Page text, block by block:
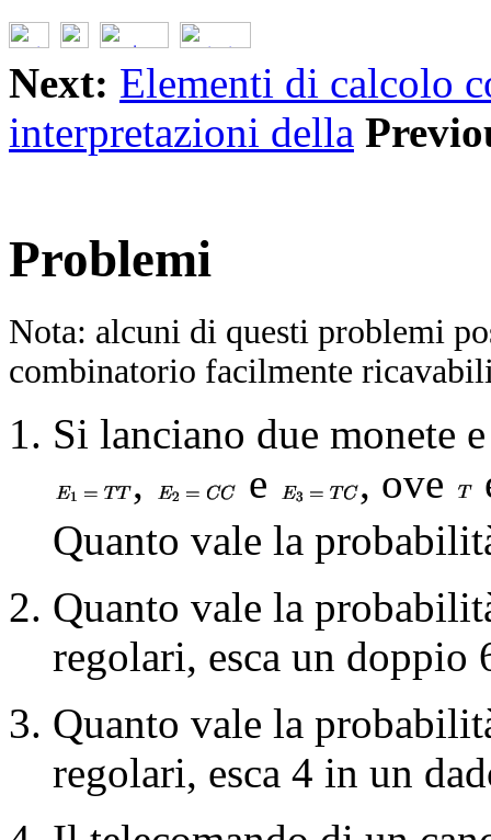
Next: Elementi di calcolo
interpretazioni della
Problemi
Nota: alcuni di questi problemi
combinatorio facilmente
Si lanciano due monete
,
e , ove
Quanto vale la
Quanto vale la
regolari, esca un doppio
Quanto vale la
regolari, esca 4 in un